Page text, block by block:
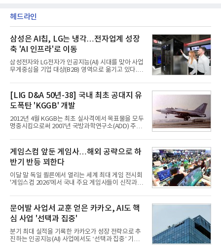
헤드라인
삼성은 AI칩, LG는 냉각…전자업계 성장
축 'AI 인프라'로 이동
삼성전자와 LG전자가 인공지능(AI) 시대를 맞아 사업
무게중심을 기업 대상(B2B) 영역으로 옮기고 있다.
접어든 가운데 삼성전자는 AI 반도체를 중심으로 데
이터센터 생태계 공략을 강화하고 LG전자는 냉각솔
루션·전장·로봇 등 기업용 솔루션 사업 확대에 속도를
내고 있다.9일 업계에 따르면 LG전자는 2분기 생활가
전과 프리미엄 제품 경쟁력에 더해 B2B 사업 확대 효
과로 수익성을 방어한 반면 삼성전자는 디바이스경험
(DX) 부문의 TV·생활가전 수익성이 악화됐다. 대신 삼
사업 확대
[LIG D&A 50년-38] 국내 최초 공대지 유
도폭탄 'KGGB' 개발
2012년 4월 KGGB는 최초 실사격에서 목표물을 모두
명중시킴으로써 2007년 국방과학연구소(ADD) 주관
체로 참여했다. 체계개발에는 총 400여억 원의 개발
비와 62개월의 기간이 소요됐다. 한국형 GPS 유도폭
탄 KGGB(Korea GPS Guided Bomb)는 국내 최초
의 공대지 유도폭탄으로 2012년에 최종 전투용 적합
판정을 받았다.우리 공군이 운용하는 모든 전투기에
탑재할 수 있는 KGGB는 일반목적폭탄(General
Purpose Bomb)에 장착하여 운용토록 개발됐다.이
는 조종사가 휴대하는 명령통신장치(PDU, P
게임스컴 앞둔 게임사…해외 공략으로 하
반기 반등 꾀한다
이달 말 독일 쾰른에서 열리는 세계 최대 게임 전시회
'게임스컴 2026'에서 국내 주요 게임사들이 신작과 글
체별로 엇갈린 가운데 하반기 신작 흥행과 해외 시장
성과가 실적을 좌우할 핵심 변수로 떠오르고 있다.8일
업계에 따르면 올해 상반기 게임업계는 기업별 성적
표가 크게 갈렸다. 대표적으로 크래프톤은 'PUBG: 배
틀그라운드'의 안정적인 성장에 힘입어 상반기 연결
기준 매출 2조6616억원, 영업이익 9725억원으로 역
대 최대 실적을 기록했다. 엔씨도 올해 출시한 '아이온
문어발 사업서 교훈 얻은 카카오, AI도 핵
심 사업 '선택과 집중'
분기 최대 실적을 기록한 카카오가 성장 전략으로 추
진하는 인공지능(AI) 사업에서도 ‘선택과 집중’ 기조